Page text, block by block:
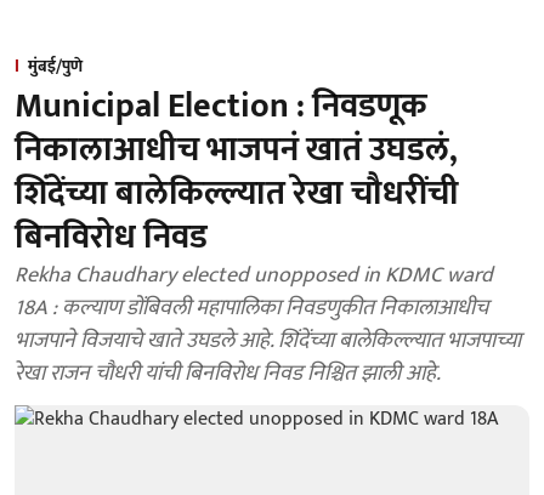
मुंबई/पुणे
Municipal Election : निवडणूक
निकालाआधीच भाजपनं खातं उघडलं,
शिंदेंच्या बालेकिल्ल्यात रेखा चौधरींची
बिनविरोध निवड
Rekha Chaudhary elected unopposed in KDMC ward
18A : कल्याण डोंबिवली महापालिका निवडणुकीत निकालाआधीच
भाजपाने विजयाचे खाते उघडले आहे. शिंदेंच्या बालेकिल्ल्यात भाजपाच्या
रेखा राजन चौधरी यांची बिनविरोध निवड निश्चित झाली आहे.